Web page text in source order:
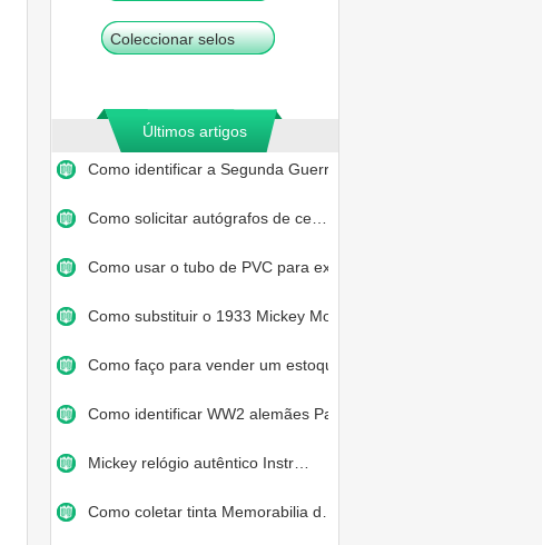
Coleccionar selos
Últimos artigos
Como identificar a Segunda Guerr…
Como solicitar autógrafos de ce…
Como usar o tubo de PVC para exi…
Como substituir o 1933 Mickey Mo…
Como faço para vender um estoqu…
Como identificar WW2 alemães Pa…
Mickey relógio autêntico Instr…
Como coletar tinta Memorabilia d…